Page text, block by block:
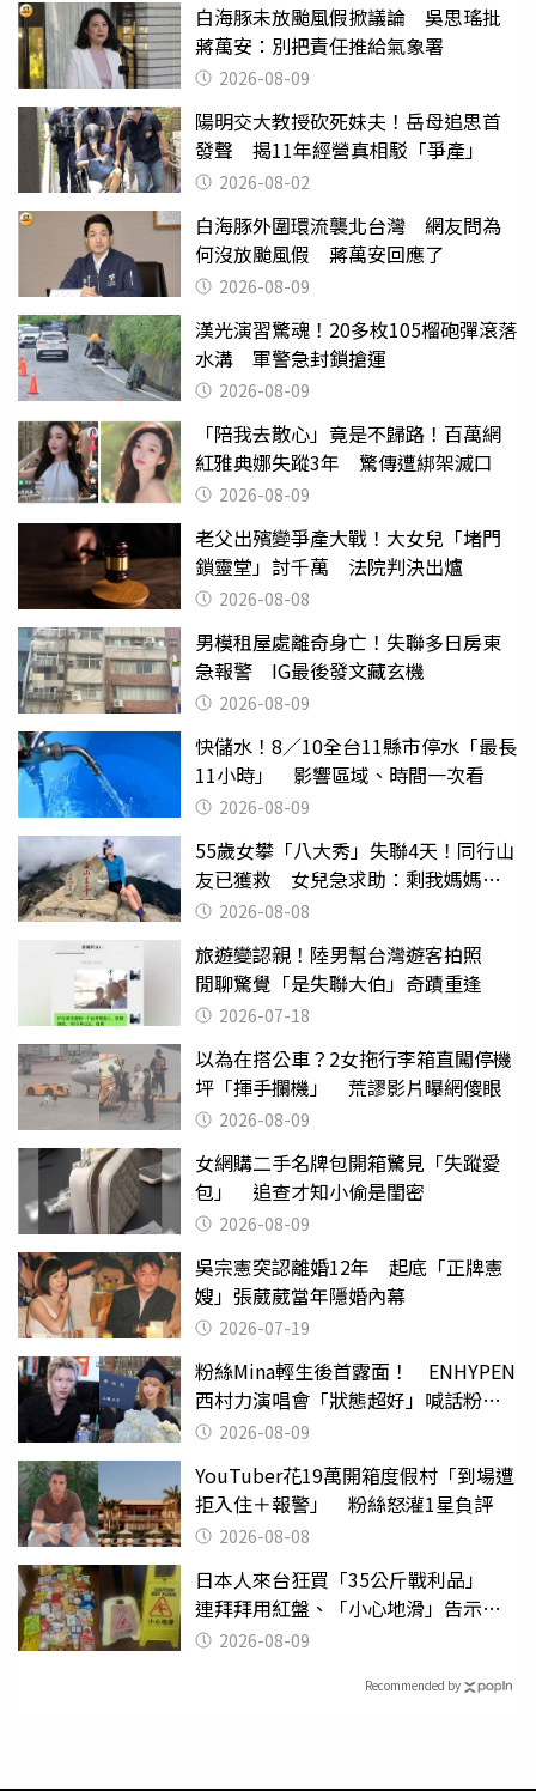
白海豚未放颱風假掀議論 吳思瑤批
蔣萬安：別把責任推給氣象署
2026-08-09
陽明交大教授砍死妹夫！岳母追思首
發聲 揭11年經營真相駁「爭產」
2026-08-02
白海豚外圍環流襲北台灣 網友問為
何沒放颱風假 蔣萬安回應了
2026-08-09
漢光演習驚魂！20多枚105榴砲彈滾落
水溝 軍警急封鎖搶運
2026-08-09
「陪我去散心」竟是不歸路！百萬網
紅雅典娜失蹤3年 驚傳遭綁架滅口
2026-08-09
老父出殯變爭產大戰！大女兒「堵門
鎖靈堂」討千萬 法院判決出爐
2026-08-08
男模租屋處離奇身亡！失聯多日房東
急報警 IG最後發文藏玄機
2026-08-09
快儲水！8／10全台11縣市停水「最長
11小時」 影響區域、時間一次看
2026-08-09
55歲女攀「八大秀」失聯4天！同行山
友已獲救 女兒急求助：剩我媽媽還
沒找到
2026-08-08
旅遊變認親！陸男幫台灣遊客拍照
閒聊驚覺「是失聯大伯」奇蹟重逢
2026-07-18
以為在搭公車？2女拖行李箱直闖停機
坪「揮手攔機」 荒謬影片曝網傻眼
2026-08-09
女網購二手名牌包開箱驚見「失蹤愛
包」 追查才知小偷是閨密
2026-08-09
吳宗憲突認離婚12年 起底「正牌憲
嫂」張葳葳當年隱婚內幕
2026-07-19
粉絲Mina輕生後首露面！ ENHYPEN
西村力演唱會「狀態超好」喊話粉
絲：我們心意相通
2026-08-09
YouTuber花19萬開箱度假村「到場遭
拒入住＋報警」 粉絲怒灌1星負評
2026-08-08
日本人來台狂買「35公斤戰利品」
連拜拜用紅盤、「小心地滑」告示牌
也帶回家
2026-08-09
Recommended by